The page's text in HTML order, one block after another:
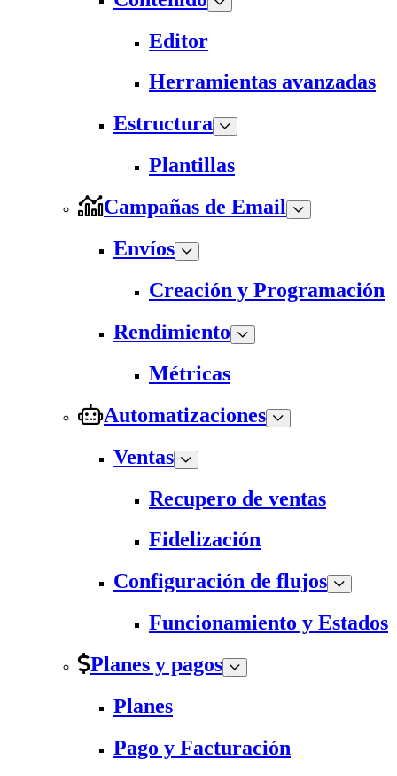
Editor
Herramientas avanzadas
Estructura
Plantillas
Campañas de Email
Envíos
Creación y Programación
Rendimiento
Métricas
Automatizaciones
Ventas
Recupero de ventas
Fidelización
Configuración de flujos
Funcionamiento y Estados
Planes y pagos
Planes
Pago y Facturación